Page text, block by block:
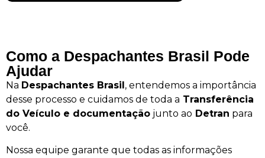
Como a Despachantes Brasil Pode
Ajudar
Na Despachantes Brasil, entendemos a importância
desse processo e cuidamos de toda a Transferência
do Veículo e documentação junto ao Detran para
você.
Nossa equipe garante que todas as informações